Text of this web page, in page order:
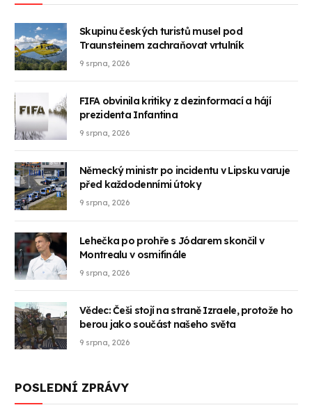
Skupinu českých turistů musel pod
Traunsteinem zachraňovat vrtulník
9 srpna, 2026
FIFA obvinila kritiky z dezinformací a hájí
prezidenta Infantina
9 srpna, 2026
Německý ministr po incidentu v Lipsku varuje
před každodenními útoky
9 srpna, 2026
Lehečka po prohře s Jódarem skončil v
Montrealu v osmifinále
9 srpna, 2026
Vědec: Češi stojí na straně Izraele, protože ho
berou jako součást našeho světa
9 srpna, 2026
POSLEDNÍ ZPRÁVY